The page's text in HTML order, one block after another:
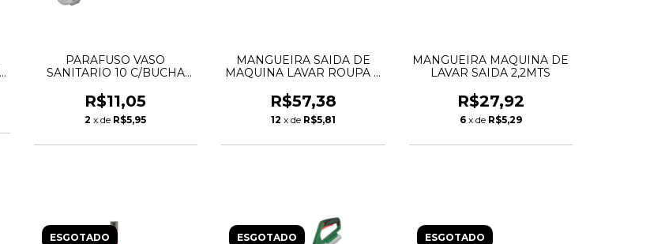
PARAFUSO VASO
SANITARIO 10 C/BUCHA
R$11,05
2 x de R$5,95
MANGUEIRA SAIDA DE
MAQUINA LAVAR ROUPA 4
R$57,38
12 x de R$5,81
MANGUEIRA MAQUINA DE
LAVAR SAIDA 2,2MTS
R$27,92
6 x de R$5,29
ESGOTADO ESGOTADO ESGOTADO